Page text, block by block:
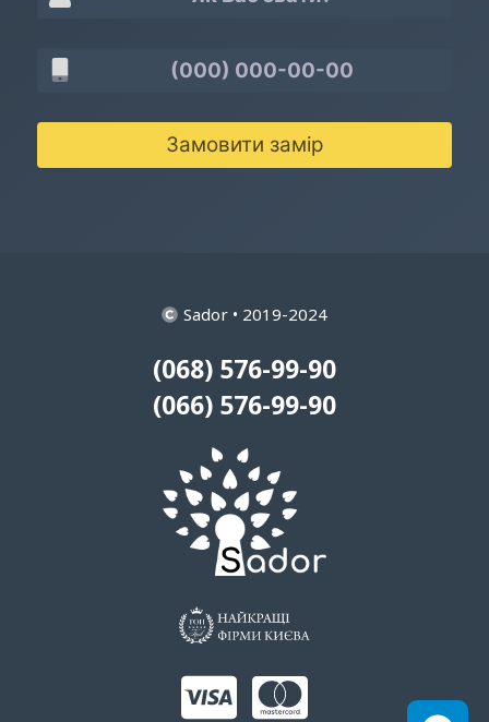
Замовити замір
Sador • 2019-2024
(068) 576-99-90
(066) 576-99-90